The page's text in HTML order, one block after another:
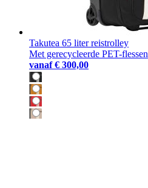
Takutea 65 liter reistrolley
Met gerecycleerde PET-flessen
vanaf € 300,00